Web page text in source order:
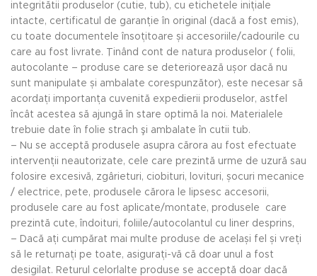
integritătii produselor (cutie, tub), cu etichetele inițiale
intacte, certificatul de garanție în original (dacă a fost emis),
cu toate documentele însoțitoare și accesoriile/cadourile cu
care au fost livrate. Ținând cont de natura produselor ( folii,
autocolante – produse care se deteriorează ușor dacă nu
sunt manipulate și ambalate corespunzător), este necesar să
acordați importanța cuvenită expedierii produselor, astfel
încât acestea să ajungă în stare optimă la noi. Materialele
trebuie date în folie strach şi ambalate în cutii tub.
– Nu se acceptă produsele asupra cărora au fost efectuate
intervenții neautorizate, cele care prezintă urme de uzură sau
folosire excesivă, zgârieturi, ciobituri, lovituri, șocuri mecanice
/ electrice, pete, produsele cărora le lipsesc accesorii,
produsele care au fost aplicate/montate, produsele care
prezintă cute, îndoituri, foliile/autocolantul cu liner desprins,
– Dacă ați cumpărat mai multe produse de același fel și vreți
să le returnați pe toate, asigurați-vă că doar unul a fost
desigilat. Returul celorlalte produse se acceptă doar dacă